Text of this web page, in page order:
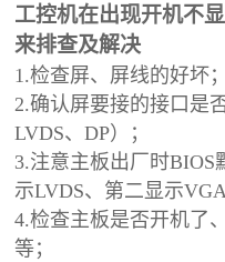
工控机在出现开机不
来排查及解决
1.检查屏、屏线的好坏；
2.确认屏要接的接口是
LVDS、DP）；
3.注意主板出厂时
示LVDS、第二显示VGA
4.检查主板是否开机了
等；